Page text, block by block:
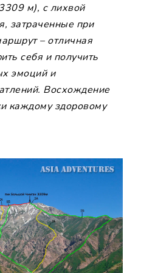
м), с лихвой
затраченные при
– отличная
себя и получить
эмоций и
Восхождение
каждому здоровому